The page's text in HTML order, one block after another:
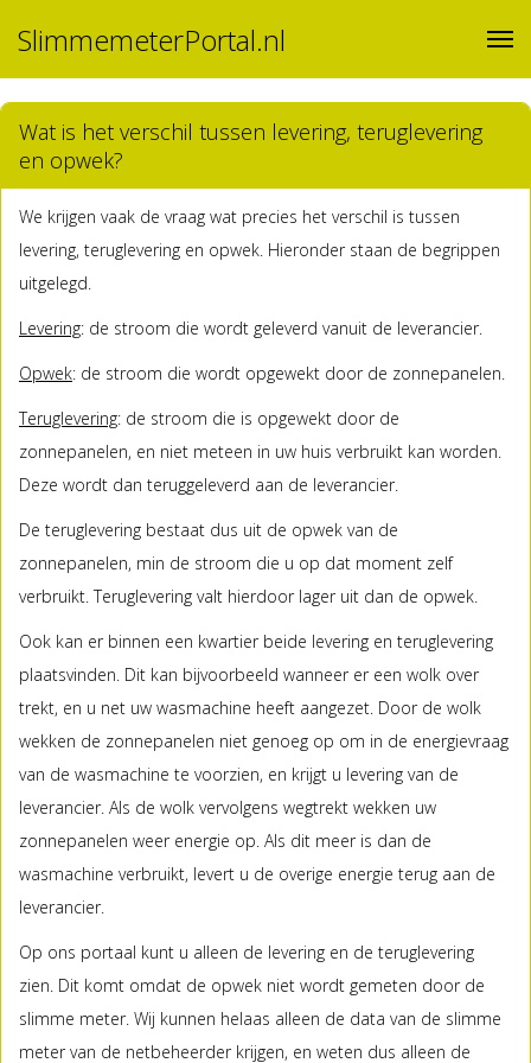
SlimmemeterPortal.nl
Wat is het verschil tussen levering, teruglevering
en opwek?
We krijgen vaak de vraag wat precies het verschil is tussen
levering, teruglevering en opwek. Hieronder staan de begrippen
uitgelegd.
Levering: de stroom die wordt geleverd vanuit de leverancier.
Opwek: de stroom die wordt opgewekt door de zonnepanelen.
Teruglevering: de stroom die is opgewekt door de
zonnepanelen, en niet meteen in uw huis verbruikt kan worden.
Deze wordt dan teruggeleverd aan de leverancier.
De teruglevering bestaat dus uit de opwek van de
zonnepanelen, min de stroom die u op dat moment zelf
verbruikt. Teruglevering valt hierdoor lager uit dan de opwek.
Ook kan er binnen een kwartier beide levering en teruglevering
plaatsvinden. Dit kan bijvoorbeeld wanneer er een wolk over
trekt, en u net uw wasmachine heeft aangezet. Door de wolk
wekken de zonnepanelen niet genoeg op om in de energievraag
van de wasmachine te voorzien, en krijgt u levering van de
leverancier. Als de wolk vervolgens wegtrekt wekken uw
zonnepanelen weer energie op. Als dit meer is dan de
wasmachine verbruikt, levert u de overige energie terug aan de
leverancier.
Op ons portaal kunt u alleen de levering en de teruglevering
zien. Dit komt omdat de opwek niet wordt gemeten door de
slimme meter. Wij kunnen helaas alleen de data van de slimme
meter van de netbeheerder krijgen, en weten dus alleen de